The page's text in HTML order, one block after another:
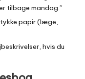
tilbage mandag.”
papir (læge,
hvis du